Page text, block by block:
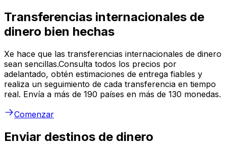
Transferencias internacionales de
dinero bien hechas
Xe hace que las transferencias internacionales de dinero
sean sencillas.Consulta todos los precios por
adelantado, obtén estimaciones de entrega fiables y
realiza un seguimiento de cada transferencia en tiempo
real. Envía a más de 190 países en más de 130 monedas.
Comenzar
Enviar destinos de dinero